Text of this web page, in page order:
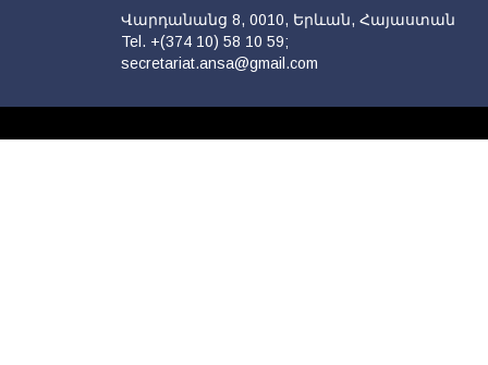
Վարդանանց 8, 0010, Երևան, Հայաստան
Tel. +(374 10) 58 10 59;
secretariat.ansa@gmail.com